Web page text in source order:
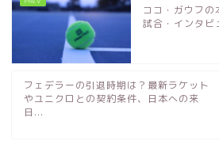
ココ・ガウフの
試合・インタ
フェデラーの引退時期は？最新ラケット
やユニクロとの契約条件、日本への来
日...